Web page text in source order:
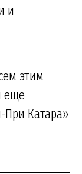
и
этим
еще
При Катара»